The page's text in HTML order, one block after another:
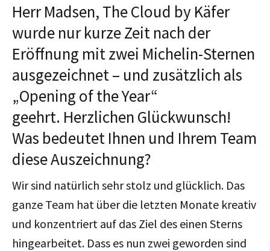
Herr Madsen, The Cloud by Käfer
wurde nur kurze Zeit nach der
Eröffnung mit zwei Michelin-Sternen
ausgezeichnet – und zusätzlich als
„Opening of the Year“
geehrt. Herzlichen Glückwunsch!
Was bedeutet Ihnen und Ihrem Team
diese Auszeichnung?
Wir sind natürlich sehr stolz und glücklich. Das
ganze Team hat über die letzten Monate kreativ
und konzentriert auf das Ziel des einen Sterns
hingearbeitet. Dass es nun zwei geworden sind